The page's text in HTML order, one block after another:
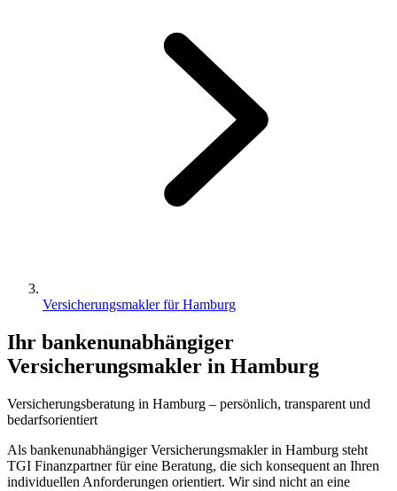
Versicherungsmakler für Hamburg
Ihr bankenunabhängiger
Versicherungsmakler in Hamburg
Versicherungsberatung in Hamburg – persönlich, transparent und
bedarfsorientiert
Als bankenunabhängiger Versicherungsmakler in Hamburg steht
TGI Finanzpartner für eine Beratung, die sich konsequent an Ihren
individuellen Anforderungen orientiert. Wir sind nicht an eine